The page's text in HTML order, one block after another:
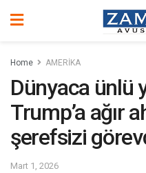
Home AMERİKA
Dünyaca ünlü
Trump’a ağır
şerefsizi
Mart 1, 2026